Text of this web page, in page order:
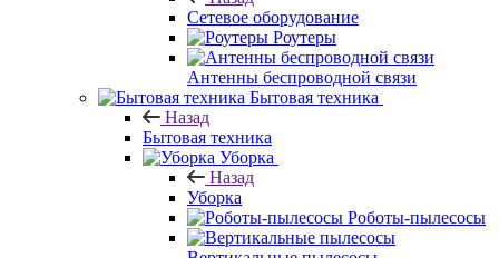
Сетевое оборудование
Роутеры
Антенны беспроводной связи
Бытовая техника
Назад
Бытовая техника
Уборка
Назад
Уборка
Роботы-пылесосы